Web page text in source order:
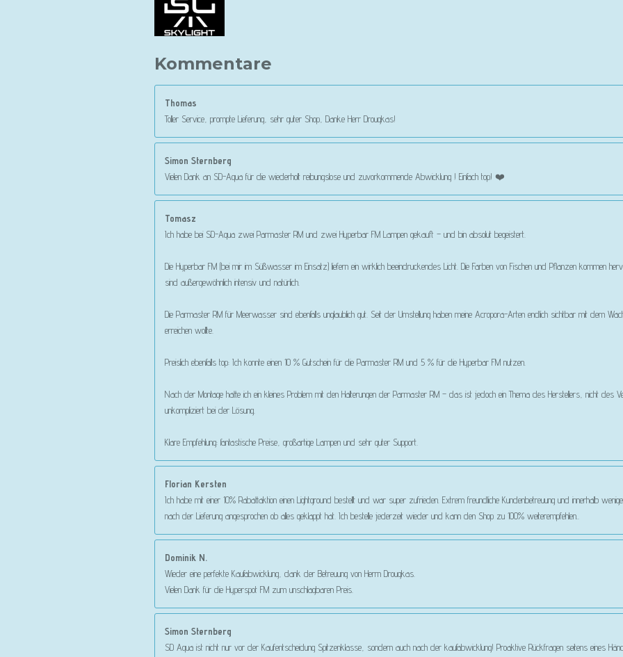
Kommentare
Thomas
Toller Service, prompte Lieferung, sehr guter Shop, Danke Herr Drougkas!
Simon Sternberg
Vielen Dank an SD-Aqua für die wiederholt reibungslose und zuvorkommende Abwicklung ! Einfach top! ❤️
Tomasz
Ich habe bei SD-Aqua zwei Parmaster RM und zwei Hyperbar FM Lampen gekauft – und bin absolut begeistert.
Die Hyperbar FM (bei mir im Süßwasser im Einsatz) liefern ein wirklich beeindruckendes Licht. Die Farben von Fischen und Pflanzen kommen
sind außergewöhnlich intensiv und natürlich.
Die Parmaster RM für Meerwasser sind ebenfalls unglaublich gut. Seit der Umstellung haben meine Acropora-Arten endlich sichtbar mit dem
erreichen wollte.
Preislich ebenfalls top: Ich konnte einen 10 % Gutschein für die Parmaster RM und 5 % für die Hyperbar FM nutzen.
Nach der Montage hatte ich ein kleines Problem mit den Halterungen der Parmaster RM – das ist jedoch ein Thema des Herstellers, nicht des
unkompliziert bei der Lösung.
Klare Empfehlung: fantastische Preise, großartige Lampen und sehr guter Support.
Florian Kersten
Ich habe mit einer 10% Rabattaktion einen Lightground bestellt und war super zufrieden. Extrem freundliche Kundenbetreuung und innerhalb
nach der Lieferung angesprochen ob alles geklappt hat. Ich bestelle jederzeit wieder und kann den Shop zu 100% weiterempfehlen..
Dominik N.
Wieder eine perfekte Kaufabwicklung, dank der Betreuung von Herrn Drougkas.
Vielen Dank für die Hyperspot FM zum unschlagbaren Preis.
Simon Sternberg
SD Aqua ist nicht nur vor der Kaufentscheidung Spitzenklasse, sondern auch nach der kaufabwicklung! Proaktive Rückfragen seitens eines